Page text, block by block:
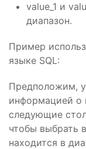
value_1 и
диапазон.
Пример
языке SQL:
Предположим,
информацией о
следующие
чтобы выбрать
находится в